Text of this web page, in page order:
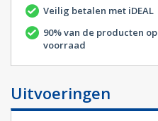
Veilig betalen met iDEAL
90% van de producten op
voorraad
Uitvoeringen